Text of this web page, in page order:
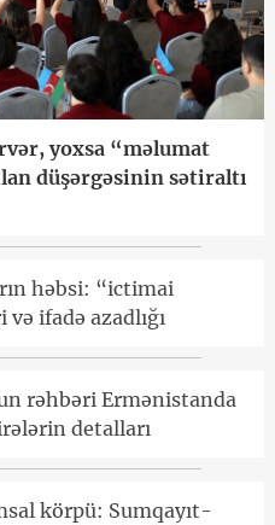
yoxsa “məlumat
düşərgəsinin sətiraltı
həbsi: “ictimai
ifadə azadlığı
rəhbəri Ermənistanda
detalları
körpü: Sumqayıt-